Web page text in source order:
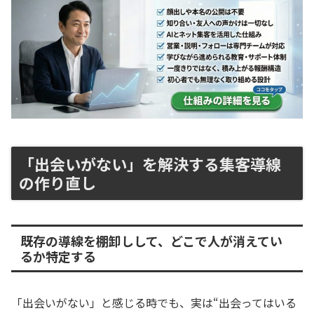
「出会いがない」を解決する集客導線
の作り直し
既存の導線を棚卸しして、どこで人が消えてい
るか特定する
「出会いがない」と感じる時でも、実は“出会ってはいる